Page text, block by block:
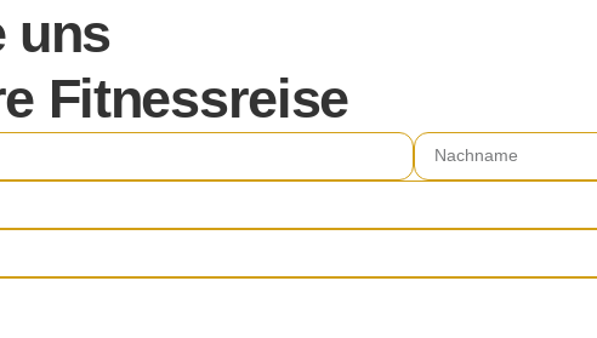
uns
Fitnessreise